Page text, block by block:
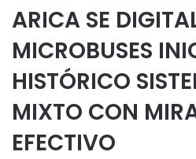
ARICA SE
MICROBUSES
HISTÓRICO
MIXTO CON
EFECTIVO